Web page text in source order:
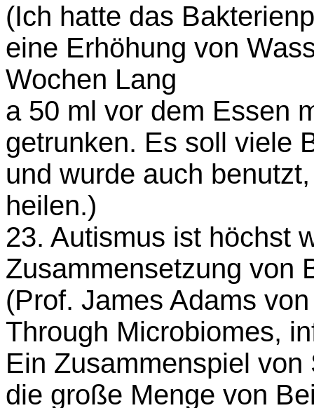
(Ich hatte das
eine Erhöhung von
Wochen Lang
a 50 ml vor dem Essen
getrunken. Es soll viele
und wurde auch
heilen.)
23. Autismus ist höchst
Zusammensetzung von
(Prof. James Adams
Through Microbiomes,
Ein Zusammenspiel
die große Menge von